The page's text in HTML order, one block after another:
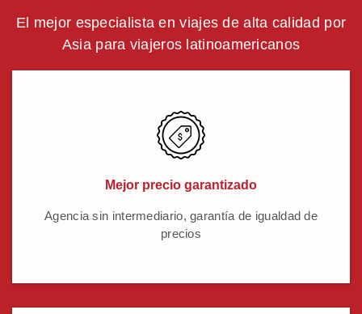
El mejor especialista en viajes de alta calidad por
Asia para viajeros latinoamericanos
Mejor precio garantizado
Agencia sin intermediario, garantía de igualdad de
precios